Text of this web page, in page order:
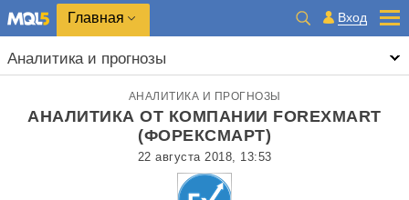
Главная Вход
Аналитика и прогнозы
АНАЛИТИКА И ПРОГНОЗЫ
АНАЛИТИКА ОТ КОМПАНИИ FOREXMART
(ФОРЕКСМАРТ)
22 августа 2018, 13:53